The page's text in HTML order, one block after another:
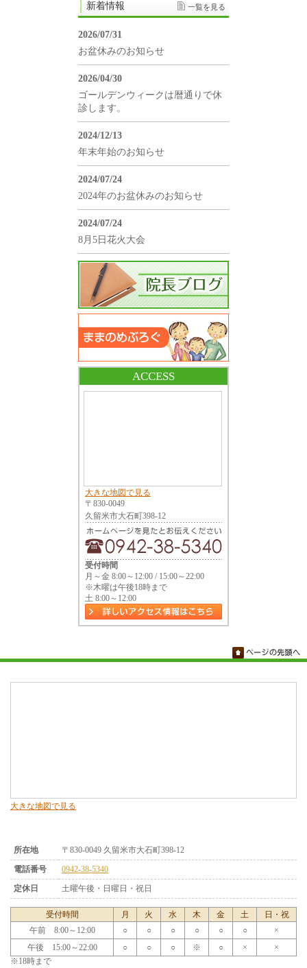
新着情報 一覧を見る
2026/07/31
お盆休みのお知らせ
2026/04/30
ゴールデンウィークは暦通りで休
診します。
2024/12/13
年末年始のお知らせ
2024/07/24
2024年のお盆休みのお知らせ
2024/07/24
8月5日花火大会
ACCESS
大きな地図で見る
〒830-0049
久留米市大石町398-12
受付時間
月～金 8:00～12:00 / 15:00～22:00
※木曜は午後18時まで
土 8:00～12:00
大きな地図で見る
所在地
〒830-0049 久留米市大石町398-12
電話番号
0942-38-5340
定休日
土曜午後・日曜日・祝日
受付時間 月 火 水 木 金 土
日・祝
午前 8:00～12:00
○ ○ ○ ○ ○ ○
×
午後 15:00～22:00
○ ○ ○ ※ ○ ×
×
※18時まで